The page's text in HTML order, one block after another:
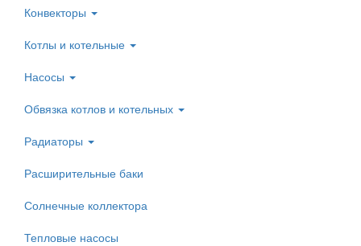
Конвекторы
Котлы и котельные
Насосы
Обвязка котлов и котельных
Радиаторы
Расширительные баки
Солнечные коллектора
Тепловые насосы